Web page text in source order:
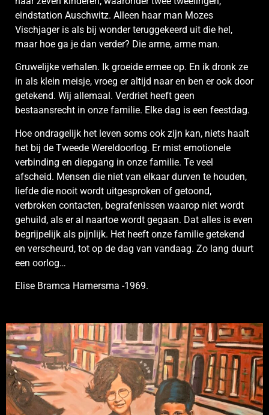
eindstation Auschwitz. Alleen haar man Mozes
Vischjager is als bij wonder teruggekeerd uit die hel,
maar hoe ga je dan verder? Die arme, arme man.
Gruwelijke verhalen. Ik groeide ermee op. En ik dronk ze
in als klein meisje, vroeg er altijd naar en ben er ook door
getekend. Wij allemaal. Verdriet heeft geen
bestaansrecht in onze familie. Elke dag is een feestdag.
Hoe ondragelijk het leven soms ook zijn kan, niets haalt
het bij de Tweede Wereldoorlog. Er mist emotionele
verbinding en diepgang in onze familie. Te veel
afscheid. Mensen die niet van elkaar durven te houden,
liefde die nooit wordt uitgesproken of getoond,
verbroken contacten, begrafenissen waarop niet wordt
gehuild, als er al naartoe wordt gegaan. Dat alles is even
begrijpelijk als pijnlijk. Het heeft onze familie getekend
en verscheurd, tot op de dag van vandaag. Zo lang duurt
een oorlog…
Elise Bramca Hamersma -1969.